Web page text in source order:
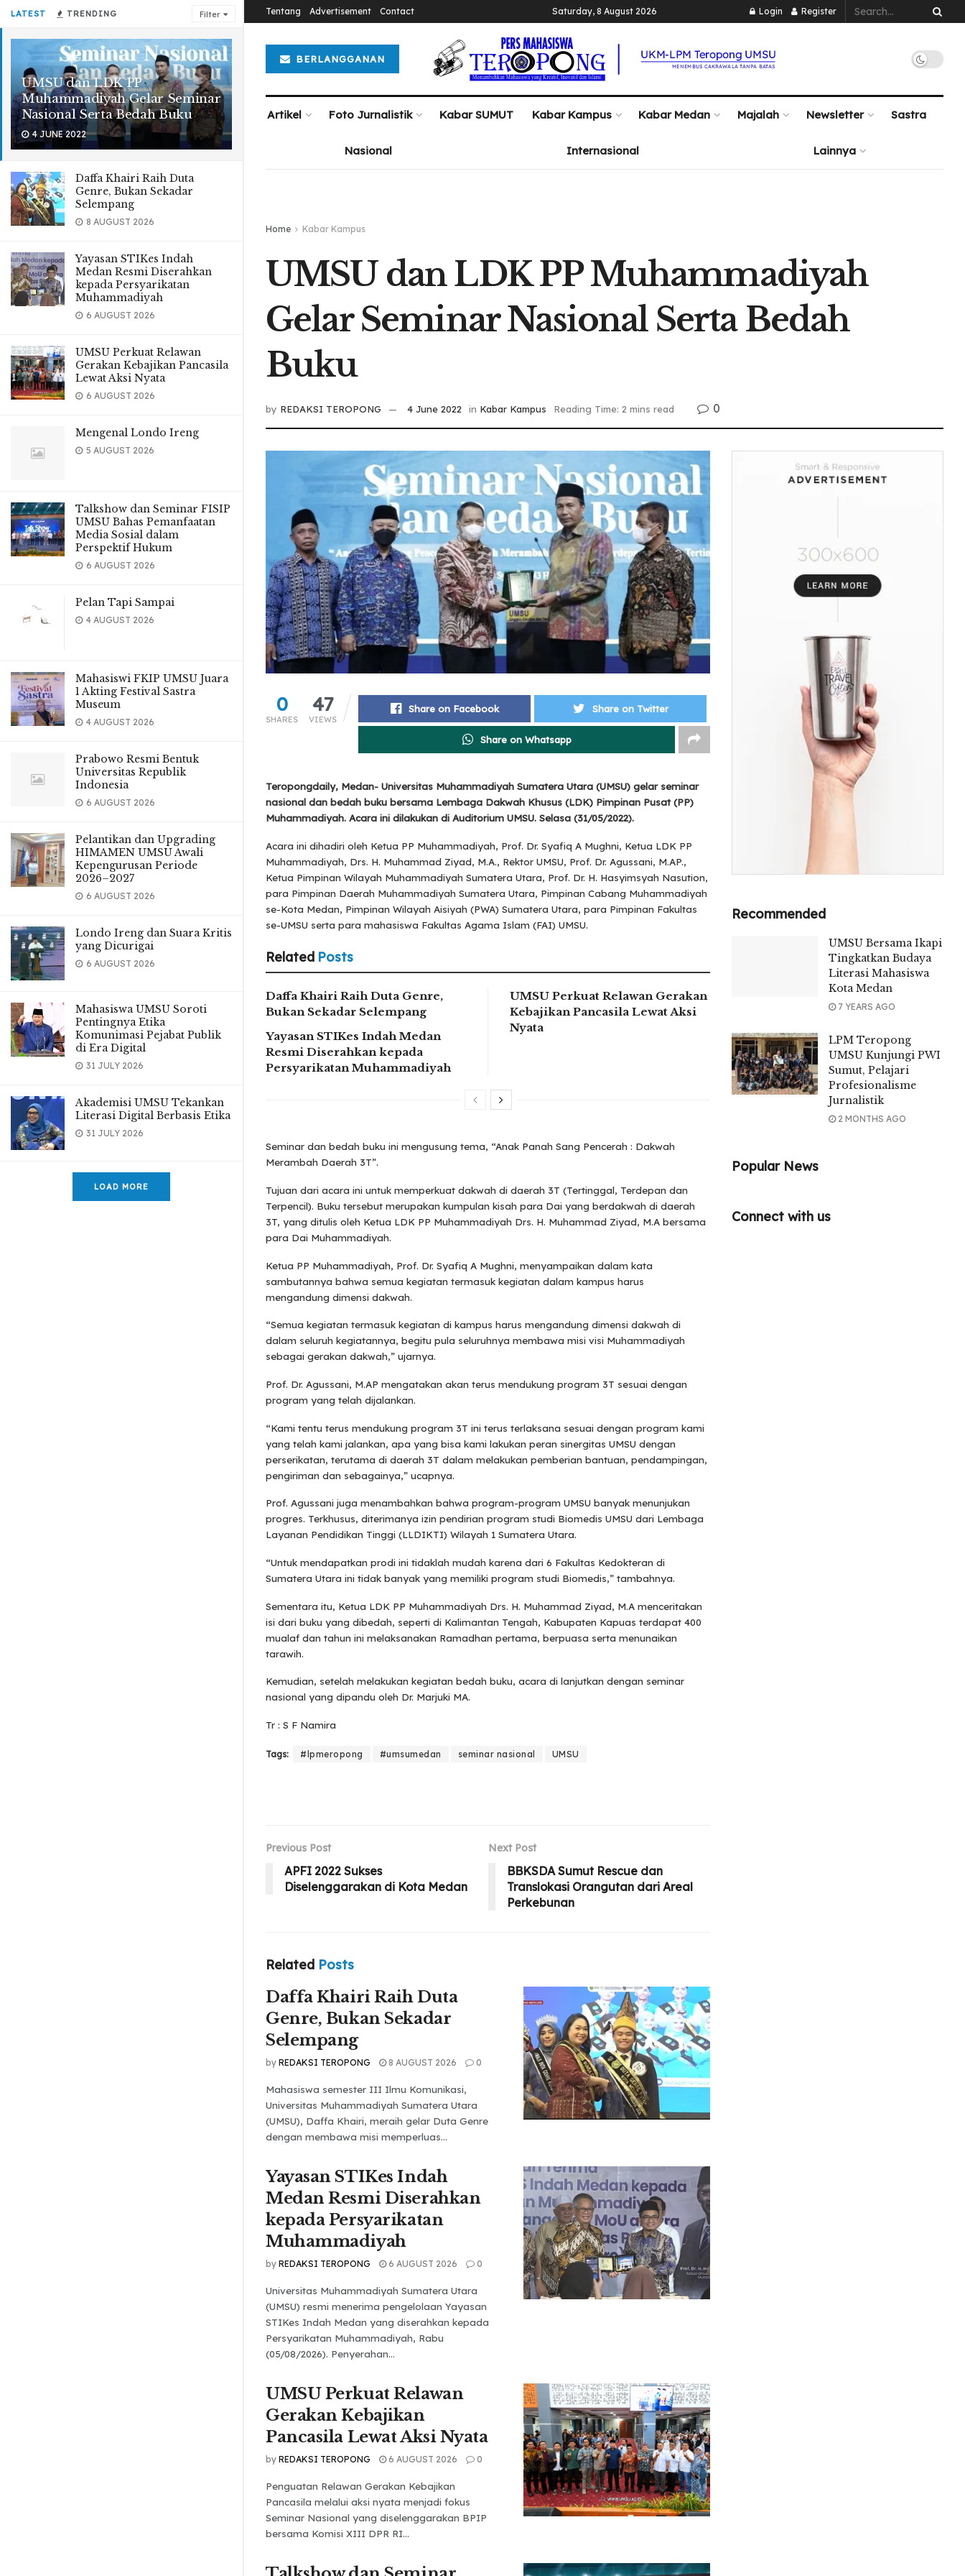
LATEST TRENDING Filter
UMSU dan LDK PP
Muhammadiyah Gelar Seminar
Nasional Serta Bedah Buku
4 JUNE 2022
Daffa Khairi Raih Duta
Genre, Bukan Sekadar
Selempang
8 AUGUST 2026
Yayasan STIKes Indah
Medan Resmi Diserahkan
kepada Persyarikatan
Muhammadiyah
6 AUGUST 2026
UMSU Perkuat Relawan
Gerakan Kebajikan Pancasila
Lewat Aksi Nyata
6 AUGUST 2026
Mengenal Londo Ireng
5 AUGUST 2026
Talkshow dan Seminar FISIP
UMSU Bahas Pemanfaatan
Media Sosial dalam
Perspektif Hukum
6 AUGUST 2026
Pelan Tapi Sampai
4 AUGUST 2026
Mahasiswi FKIP UMSU Juara
1 Akting Festival Sastra
Museum
4 AUGUST 2026
Prabowo Resmi Bentuk
Universitas Republik
Indonesia
6 AUGUST 2026
Pelantikan dan Upgrading
HIMAMEN UMSU Awali
Kepengurusan Periode
2026–2027
6 AUGUST 2026
Londo Ireng dan Suara Kritis
yang Dicurigai
6 AUGUST 2026
Mahasiswa UMSU Soroti
Pentingnya Etika
Komunimasi Pejabat Publik
di Era Digital
31 JULY 2026
Akademisi UMSU Tekankan
Literasi Digital Berbasis Etika
31 JULY 2026
LOAD MORE
Tentang Advertisement Contact Saturday, 8 August 2026 Login Register
BERLANGGANAN
Artikel Foto Jurnalistik Kabar SUMUT Kabar Kampus Kabar Medan Majalah Newsletter Sastra
Nasional Internasional Lainnya
Home Kabar Kampus
UMSU dan LDK PP Muhammadiyah
Gelar Seminar Nasional Serta Bedah
Buku
by REDAKSI TEROPONG 4 June 2022 in Kabar Kampus Reading Time: 2 mins read 0
0
SHARES
47
VIEWS
Share on Facebook Share on Twitter
Share on Whatsapp
Teropongdaily, Medan- Universitas Muhammadiyah Sumatera Utara (UMSU) gelar seminar
nasional dan bedah buku bersama Lembaga Dakwah Khusus (LDK) Pimpinan Pusat (PP)
Muhammadiyah. Acara ini dilakukan di Auditorium UMSU. Selasa (31/05/2022).
Acara ini dihadiri oleh Ketua PP Muhammadiyah, Prof. Dr. Syafiq A Mughni, Ketua LDK PP
Muhammadiyah, Drs. H. Muhammad Ziyad, M.A., Rektor UMSU, Prof. Dr. Agussani, M.AP.,
Ketua Pimpinan Wilayah Muhammadiyah Sumatera Utara, Prof. Dr. H. Hasyimsyah Nasution,
para Pimpinan Daerah Muhammadiyah Sumatera Utara, Pimpinan Cabang Muhammadiyah
se-Kota Medan, Pimpinan Wilayah Aisiyah (PWA) Sumatera Utara, para Pimpinan Fakultas
se-UMSU serta para mahasiswa Fakultas Agama Islam (FAI) UMSU.
Related Posts
Daffa Khairi Raih Duta Genre,
Bukan Sekadar Selempang
Yayasan STIKes Indah Medan
Resmi Diserahkan kepada
Persyarikatan Muhammadiyah
UMSU Perkuat Relawan Gerakan
Kebajikan Pancasila Lewat Aksi
Nyata
Seminar dan bedah buku ini mengusung tema, “Anak Panah Sang Pencerah : Dakwah
Merambah Daerah 3T”.
Tujuan dari acara ini untuk memperkuat dakwah di daerah 3T (Tertinggal, Terdepan dan
Terpencil). Buku tersebut merupakan kumpulan kisah para Dai yang berdakwah di daerah
3T, yang ditulis oleh Ketua LDK PP Muhammadiyah Drs. H. Muhammad Ziyad, M.A bersama
para Dai Muhammadiyah.
Ketua PP Muhammadiyah, Prof. Dr. Syafiq A Mughni, menyampaikan dalam kata
sambutannya bahwa semua kegiatan termasuk kegiatan dalam kampus harus
mengandung dimensi dakwah.
“Semua kegiatan termasuk kegiatan di kampus harus mengandung dimensi dakwah di
dalam seluruh kegiatannya, begitu pula seluruhnya membawa misi visi Muhammadiyah
sebagai gerakan dakwah,” ujarnya.
Prof. Dr. Agussani, M.AP mengatakan akan terus mendukung program 3T sesuai dengan
program yang telah dijalankan.
“Kami tentu terus mendukung program 3T ini terus terlaksana sesuai dengan program kami
yang telah kami jalankan, apa yang bisa kami lakukan peran sinergitas UMSU dengan
perserikatan, terutama di daerah 3T dalam melakukan pemberian bantuan, pendampingan,
pengiriman dan sebagainya,” ucapnya.
Prof. Agussani juga menambahkan bahwa program-program UMSU banyak menunjukan
progres. Terkhusus, diterimanya izin pendirian program studi Biomedis UMSU dari Lembaga
Layanan Pendidikan Tinggi (LLDIKTI) Wilayah 1 Sumatera Utara.
“Untuk mendapatkan prodi ini tidaklah mudah karena dari 6 Fakultas Kedokteran di
Sumatera Utara ini tidak banyak yang memiliki program studi Biomedis,” tambahnya.
Sementara itu, Ketua LDK PP Muhammadiyah Drs. H. Muhammad Ziyad, M.A menceritakan
isi dari buku yang dibedah, seperti di Kalimantan Tengah, Kabupaten Kapuas terdapat 400
mualaf dan tahun ini melaksanakan Ramadhan pertama, berpuasa serta menunaikan
tarawih.
Kemudian, setelah melakukan kegiatan bedah buku, acara di lanjutkan dengan seminar
nasional yang dipandu oleh Dr. Marjuki MA.
Tr : S F Namira
Tags: #lpmeropong #umsumedan seminar nasional UMSU
Previous Post
APFI 2022 Sukses
Diselenggarakan di Kota Medan
Next Post
BBKSDA Sumut Rescue dan
Translokasi Orangutan dari Areal
Perkebunan
Related Posts
Daffa Khairi Raih Duta
Genre, Bukan Sekadar
Selempang
by REDAKSI TEROPONG 8 AUGUST 2026 0
Mahasiswa semester III Ilmu Komunikasi,
Universitas Muhammadiyah Sumatera Utara
(UMSU), Daffa Khairi, meraih gelar Duta Genre
dengan membawa misi memperluas...
Yayasan STIKes Indah
Medan Resmi Diserahkan
kepada Persyarikatan
Muhammadiyah
by REDAKSI TEROPONG 6 AUGUST 2026 0
Universitas Muhammadiyah Sumatera Utara
(UMSU) resmi menerima pengelolaan Yayasan
STIKes Indah Medan yang diserahkan kepada
Persyarikatan Muhammadiyah, Rabu
(05/08/2026). Penyerahan...
UMSU Perkuat Relawan
Gerakan Kebajikan
Pancasila Lewat Aksi Nyata
by REDAKSI TEROPONG 6 AUGUST 2026 0
Penguatan Relawan Gerakan Kebajikan
Pancasila melalui aksi nyata menjadi fokus
Seminar Nasional yang diselenggarakan BPIP
bersama Komisi XIII DPR RI...
Recommended
UMSU Bersama Ikapi
Tingkatkan Budaya
Literasi Mahasiswa
Kota Medan
7 YEARS AGO
LPM Teropong
UMSU Kunjungi PWI
Sumut, Pelajari
Profesionalisme
Jurnalistik
2 MONTHS AGO
Popular News
Connect with us